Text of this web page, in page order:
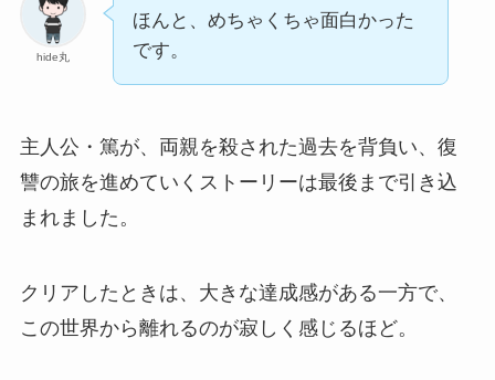
hide丸
ほんと、めちゃくちゃ面白かった
です。
主人公・篤が、両親を殺された過去を背負い、復
讐の旅を進めていくストーリーは最後まで引き込
まれました。
クリアしたときは、大きな達成感がある一方で、
この世界から離れるのが寂しく感じるほど。